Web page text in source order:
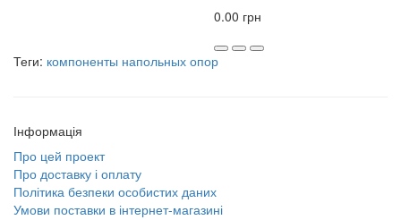
0.00 грн
Теги: компоненты напольных опор
Інформація
Про цей проект
Про доставку і оплату
Політика безпеки особистих даних
Умови поставки в інтернет-магазині